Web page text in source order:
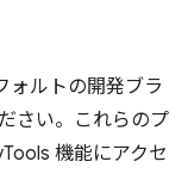
ォルトの開発ブラ
さい。これらのプ
機能にアクセ